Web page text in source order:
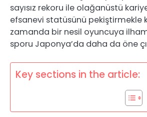
sayısız rekoru ile olağanüstü
efsanevi statüsünü pekiştirmekle
zamanda bir nesil oyuncuya
sporu Japonya’da daha da öne
Key sections in the article: